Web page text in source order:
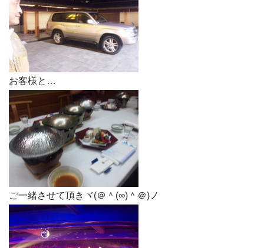
お客様と…
ご一緒させて頂きヾ(＠＾(∞)＾＠)ノ